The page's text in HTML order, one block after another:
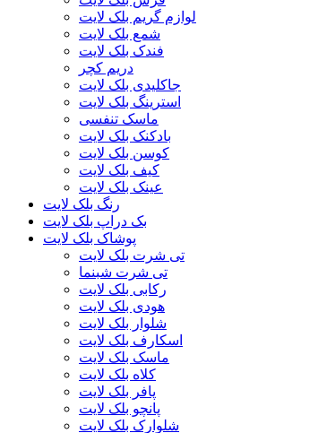
لوازم گریم بلک لایت
شمع بلک لایت
فندک بلک لایت
دریم کچر
جاکلیدی بلک لایت
استرینگ بلک لایت
ماسک تنفسی
بادکنک بلک لایت
کوسن بلک لایت
کیف بلک لایت
عینک بلک لایت
رنگ بلک لایت
بک دراپ بلک لایت
پوشاک بلک لایت
تی شرت بلک لایت
تی شرت شبنما
رکابی بلک لایت
هودی بلک لایت
شلوار بلک لایت
اسکارف بلک لایت
ماسک بلک لایت
کلاه بلک لایت
پافر بلک لایت
پانچو بلک لایت
شلوارک بلک لایت